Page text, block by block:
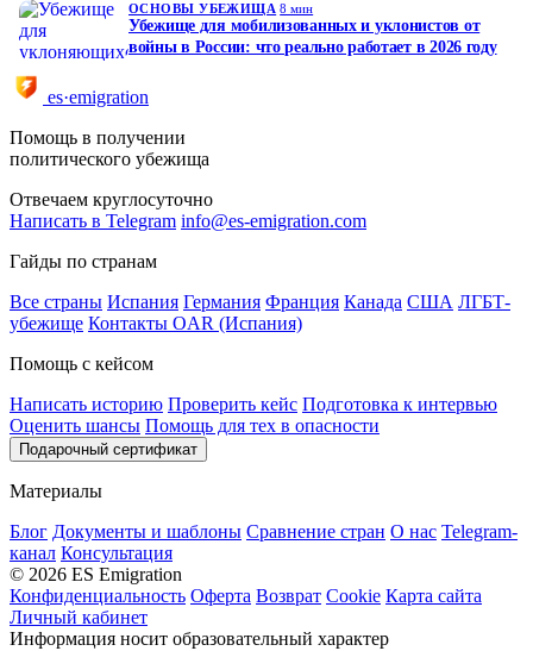
ОСНОВЫ УБЕЖИЩА 8 мин
Убежище для мобилизованных и уклонистов от
войны в России: что реально работает в 2026 году
es·emigration
Помощь в получении
политического убежища
Отвечаем круглосуточно
Написать в Telegram info@es-emigration.com
Гайды по странам
Все страны Испания Германия Франция Канада США ЛГБТ-
убежище Контакты OAR (Испания)
Помощь с кейсом
Написать историю Проверить кейс Подготовка к интервью
Оценить шансы Помощь для тех в опасности
Подарочный сертификат
Материалы
Блог Документы и шаблоны Сравнение стран О нас Telegram-
канал Консультация
© 2026 ES Emigration
Конфиденциальность Оферта Возврат Cookie Карта сайта
Личный кабинет
Информация носит образовательный характер